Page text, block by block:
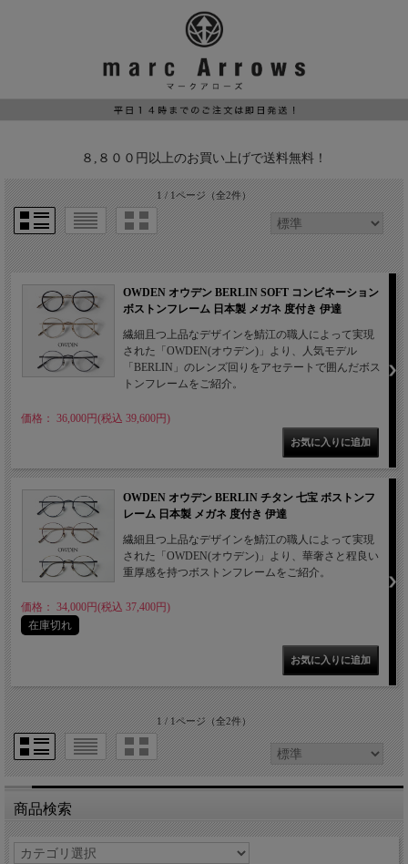
８,８００円以上のお買い上げで送料無料！
1 / 1ページ（全2件）
OWDEN オウデン BERLIN SOFT コンビネーション
ボストンフレーム 日本製 メガネ 度付き 伊達
繊細且つ上品なデザインを鯖江の職人によって実現
された「OWDEN(オウデン)」より、人気モデル
「BERLIN」のレンズ回りをアセテートで囲んだボス
トンフレームをご紹介。
価格： 36,000円(税込 39,600円)
OWDEN オウデン BERLIN チタン 七宝 ボストンフ
レーム 日本製 メガネ 度付き 伊達
繊細且つ上品なデザインを鯖江の職人によって実現
された「OWDEN(オウデン)」より、華奢さと程良い
重厚感を持つボストンフレームをご紹介。
価格： 34,000円(税込 37,400円)
在庫切れ
1 / 1ページ（全2件）
商品検索